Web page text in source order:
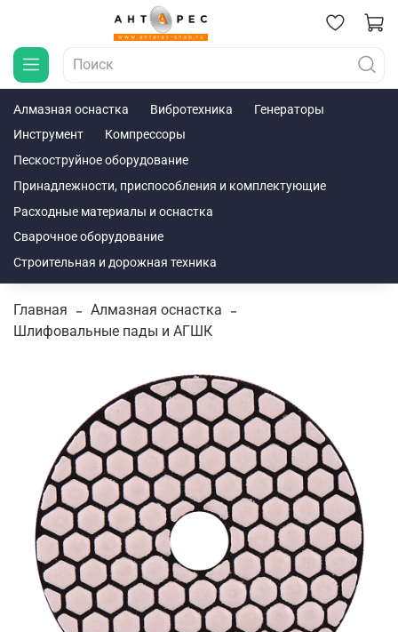
Алмазная оснастка Вибротехника
Генераторы
Инструмент
Компрессоры
Пескоструйное оборудование
Принадлежности, приспособления и комплектующие
Расходные материалы и оснастка
Сварочное оборудование
Строительная и дорожная техника
Главная
Алмазная оснастка
Шлифовальные пады и АГШК